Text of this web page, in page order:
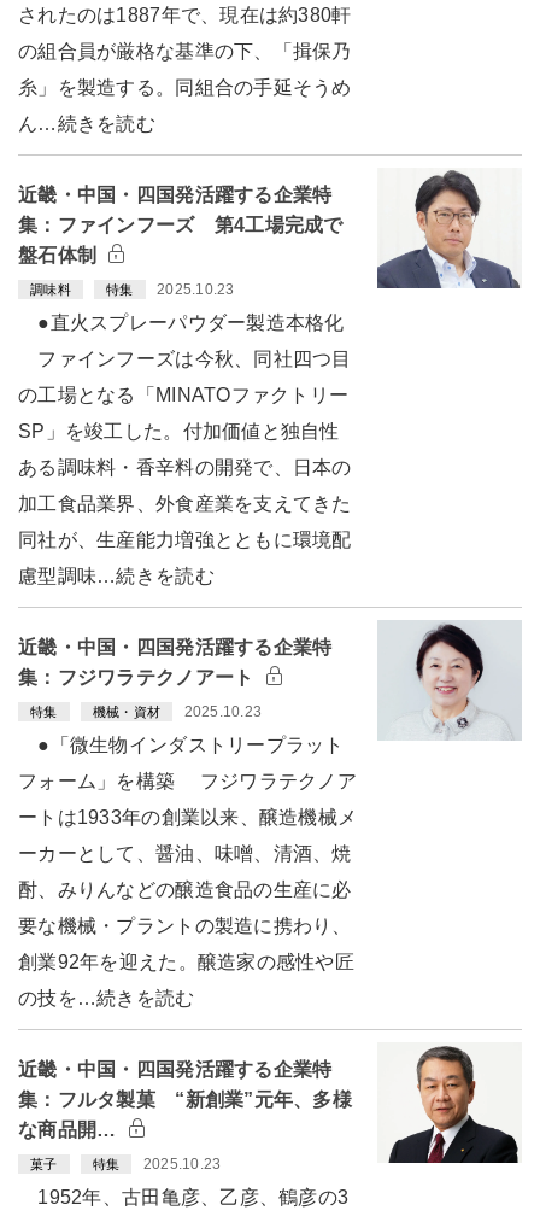
されたのは1887年で、現在は約380軒
の組合員が厳格な基準の下、「揖保乃
糸」を製造する。同組合の手延そうめ
ん…続きを読む
近畿・中国・四国発活躍する企業特
集：ファインフーズ 第4工場完成で
盤石体制
調味料 特集 2025.10.23
●直火スプレーパウダー製造本格化
ファインフーズは今秋、同社四つ目
の工場となる「MINATOファクトリー
SP」を竣工した。付加価値と独自性
ある調味料・香辛料の開発で、日本の
加工食品業界、外食産業を支えてきた
同社が、生産能力増強とともに環境配
慮型調味…続きを読む
近畿・中国・四国発活躍する企業特
集：フジワラテクノアート
特集 機械・資材 2025.10.23
●「微生物インダストリープラット
フォーム」を構築 フジワラテクノア
ートは1933年の創業以来、醸造機械メ
ーカーとして、醤油、味噌、清酒、焼
酎、みりんなどの醸造食品の生産に必
要な機械・プラントの製造に携わり、
創業92年を迎えた。醸造家の感性や匠
の技を…続きを読む
近畿・中国・四国発活躍する企業特
集：フルタ製菓 “新創業”元年、多様
な商品開…
菓子 特集 2025.10.23
1952年、古田亀彦、乙彦、鶴彦の3